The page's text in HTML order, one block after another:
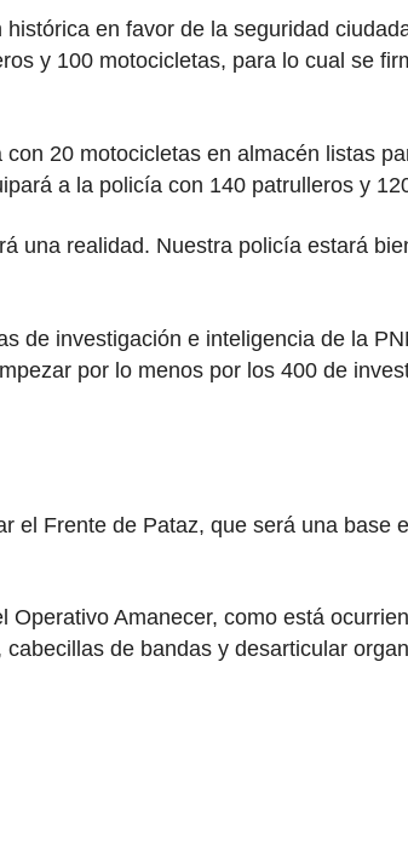
en favor de la seguridad
y 100 motocicletas, para lo cual se
20 motocicletas en almacén listas
a la policía con 140 patrulleros y
una realidad. Nuestra policía estará
de investigación e inteligencia de la
por lo menos por los 400 de
Frente de Pataz, que será una base
Amanecer, como está
de bandas y desarticular